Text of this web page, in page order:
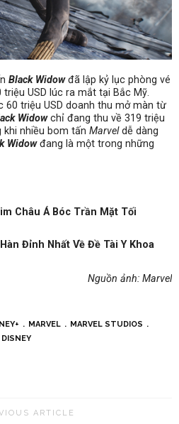
Black Widow đã lập kỷ lục phòng vé
USD lúc ra mắt tại Bắc Mỹ.
triệu USD doanh thu mở màn từ
Widowchỉ đang thu về 319 triệu
khi nhiều bom tấn Marveldễ dàng
Widowđang là một trong những
Châu Á Bóc Trần Mặt Tối
Đỉnh Nhất Về Đề Tài Y Khoa
Nguồn ảnh: Marvel
MARVEL
MARVEL STUDIOS
ARTICLE